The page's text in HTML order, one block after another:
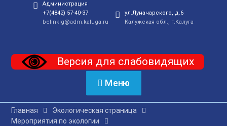
Администрация
+7(4842) 57-40-37
belinklg@adm.kaluga.ru
ул.Луначарского, д.6
Калужская обл., г.Калуга
Версия для слабовидящих
Меню
Главная
Экологическая страница
Мероприятия по экологии